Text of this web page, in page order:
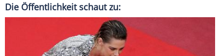
Die Öffentlichkeit schaut zu: